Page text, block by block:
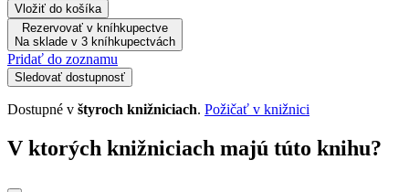
Vložiť do košíka
Rezervovať v kníhkupectve
Na sklade v 3 kníhkupectvách
Pridať do zoznamu
Sledovať dostupnosť
Dostupné v štyroch knižniciach. Požičať v knižnici
V ktorých knižniciach majú túto knihu?